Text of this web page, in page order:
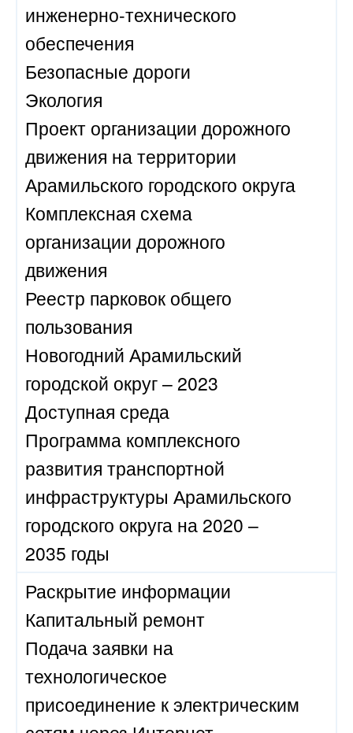
инженерно-технического
обеспечения
Безопасные дороги
Экология
Проект организации дорожного
движения на территории
Арамильского городского округа
Комплексная схема
организации дорожного
движения
Реестр парковок общего
пользования
Новогодний Арамильский
городской округ – 2023
Доступная среда
Программа комплексного
развития транспортной
инфраструктуры Арамильского
городского округа на 2020 –
2035 годы
Раскрытие информации
Капитальный ремонт
Подача заявки на
технологическое
присоединение к электрическим